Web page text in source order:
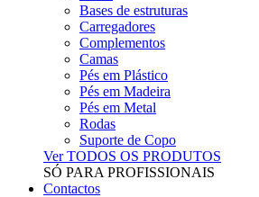
Bases de estruturas
Carregadores
Complementos
Camas
Pés em Plástico
Pés em Madeira
Pés em Metal
Rodas
Suporte de Copo
Ver TODOS OS PRODUTOS
SÓ PARA PROFISSIONAIS
Contactos